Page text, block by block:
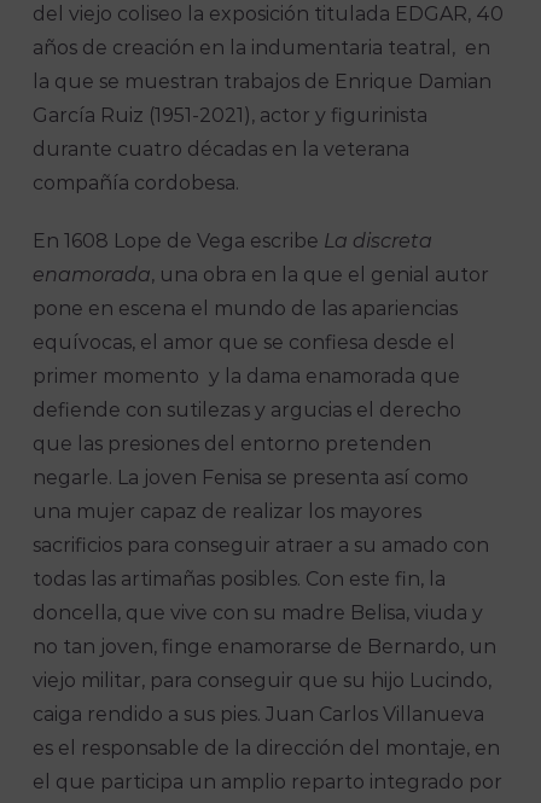
del viejo coliseo la exposición titulada EDGAR, 40
años de creación en la indumentaria teatral, en
la que se muestran trabajos de Enrique Damian
García Ruiz (1951-2021), actor y figurinista
durante cuatro décadas en la veterana
compañía cordobesa.
En 1608 Lope de Vega escribe La discreta
enamorada, una obra en la que el genial autor
pone en escena el mundo de las apariencias
equívocas, el amor que se confiesa desde el
primer momento y la dama enamorada que
defiende con sutilezas y argucias el derecho
que las presiones del entorno pretenden
negarle. La joven Fenisa se presenta así como
una mujer capaz de realizar los mayores
sacrificios para conseguir atraer a su amado con
todas las artimañas posibles. Con este fin, la
doncella, que vive con su madre Belisa, viuda y
no tan joven, finge enamorarse de Bernardo, un
viejo militar, para conseguir que su hijo Lucindo,
caiga rendido a sus pies. Juan Carlos Villanueva
es el responsable de la dirección del montaje, en
el que participa un amplio reparto integrado por